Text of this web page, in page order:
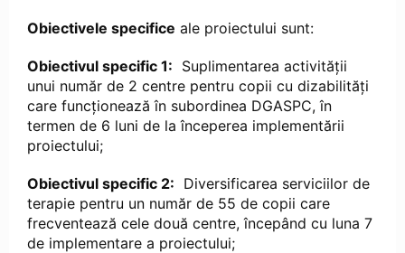
Obiectivele specifice ale proiectului sunt:
Obiectivul specific 1: Suplimentarea activității
unui număr de 2 centre pentru copii cu dizabilități
care funcționează în subordinea DGASPC, în
termen de 6 luni de la începerea implementării
proiectului;
Obiectivul specific 2: Diversificarea serviciilor de
terapie pentru un număr de 55 de copii care
frecventează cele două centre, începând cu luna 7
de implementare a proiectului;